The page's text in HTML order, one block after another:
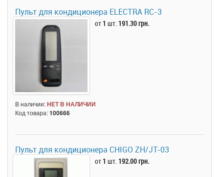
Пульт для кондиционера ELECTRA RC-3
от 1 шт. 191.30 грн.
В наличии:НЕТ В НАЛИЧИИ
Код товара:100666
Пульт для кондиционера CHIGO ZH/JT-03
от 1 шт. 192.00 грн.